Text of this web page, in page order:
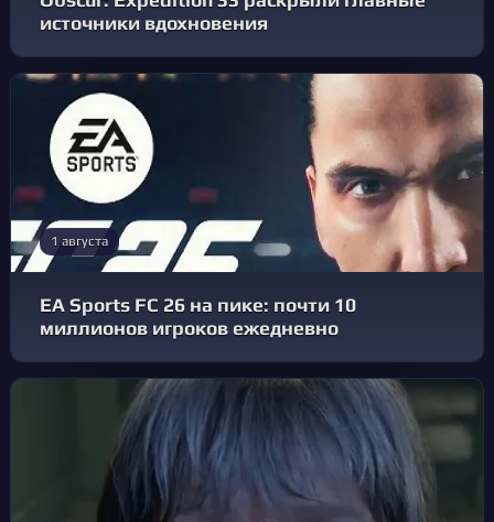
источники вдохновения
1 августа
EA Sports FC 26 на пике: почти 10
миллионов игроков ежедневно